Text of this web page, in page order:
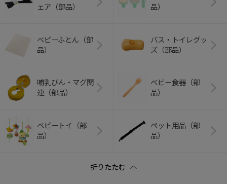
ェア（部品）
品）
ベビーふとん（部
品）
バス・トイレグッ
ズ（部品）
哺乳びん・マグ関
連（部品）
ベビー食器（部
品）
ベビートイ（部
品）
ペット用品（部
品）